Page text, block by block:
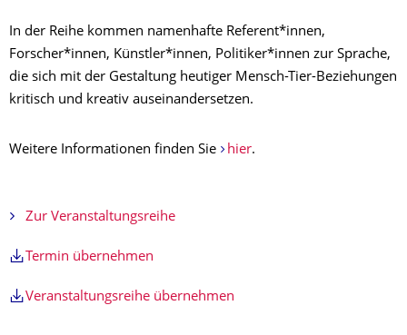
In der Reihe kommen namenhafte Referent*innen,
Forscher*innen, Künstler*innen, Politiker*innen zur Sprache,
die sich mit der Gestaltung heutiger Mensch-Tier-Beziehungen
kritisch und kreativ auseinandersetzen.
Weitere Informationen finden Sie hier.
Zur Veranstaltungsreihe
Termin übernehmen
Veranstaltungsreihe übernehmen